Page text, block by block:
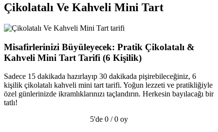
Çikolatalı Ve Kahveli Mini Tart
Misafirlerinizi Büyüleyecek: Pratik Çikolatalı &
Kahveli Mini Tart Tarifi (6 Kişilik)
Sadece 15 dakikada hazırlayıp 30 dakikada pişirebileceğiniz, 6
kişilik çikolatalı kahveli mini tart tarifi. Yoğun lezzeti ve pratikliğiyle
özel günlerinizde ikramlıklarınızı taçlandırın. Herkesin bayılacağı bir
tatlı!
5'de 0 / 0 oy